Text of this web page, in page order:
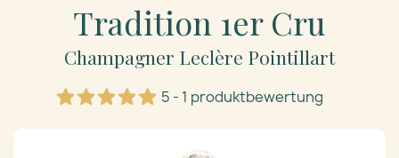
Tradition 1er Cru
Champagner Leclère Pointillart
5 - 1 produktbewertung